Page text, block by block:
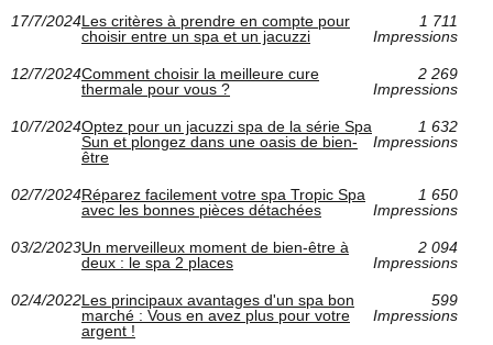
17/7/2024Les critères à prendre en compte pour
choisir entre un spa et un jacuzzi
1 711
Impressions
12/7/2024Comment choisir la meilleure cure
thermale pour vous ?
2 269
Impressions
10/7/2024Optez pour un jacuzzi spa de la série Spa
Sun et plongez dans une oasis de bien-
être
1 632
Impressions
02/7/2024Réparez facilement votre spa Tropic Spa
avec les bonnes pièces détachées
1 650
Impressions
03/2/2023Un merveilleux moment de bien-être à
deux : le spa 2 places
2 094
Impressions
02/4/2022Les principaux avantages d'un spa bon
marché : Vous en avez plus pour votre
argent !
599
Impressions